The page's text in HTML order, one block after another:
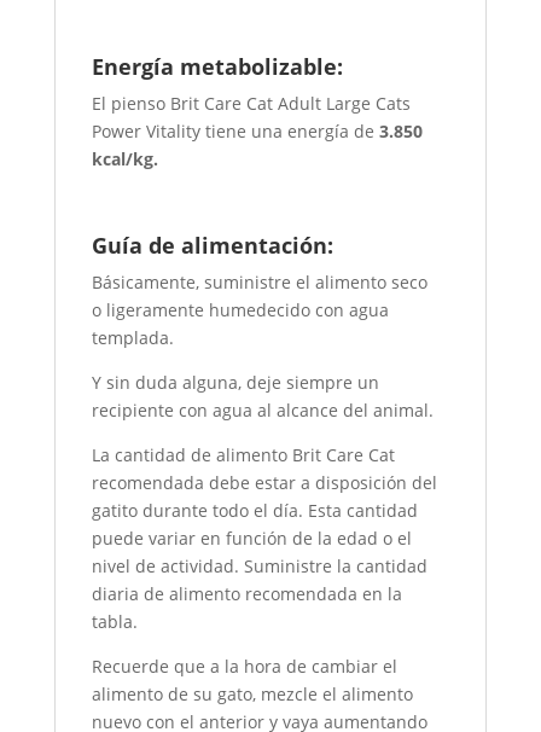
Energía metabolizable:
El pienso Brit Care Cat Adult Large Cats
Power Vitality tiene una energía de 3.850
kcal/kg.
Guía de alimentación:
Básicamente, suministre el alimento seco
o ligeramente humedecido con agua
templada.
Y sin duda alguna, deje siempre un
recipiente con agua al alcance del animal.
La cantidad de alimento Brit Care Cat
recomendada debe estar a disposición del
gatito durante todo el día. Esta cantidad
puede variar en función de la edad o el
nivel de actividad. Suministre la cantidad
diaria de alimento recomendada en la
tabla.
Recuerde que a la hora de cambiar el
alimento de su gato, mezcle el alimento
nuevo con el anterior y vaya aumentando